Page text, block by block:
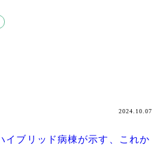
イブリッド病棟が示す、これか
2024.10.07